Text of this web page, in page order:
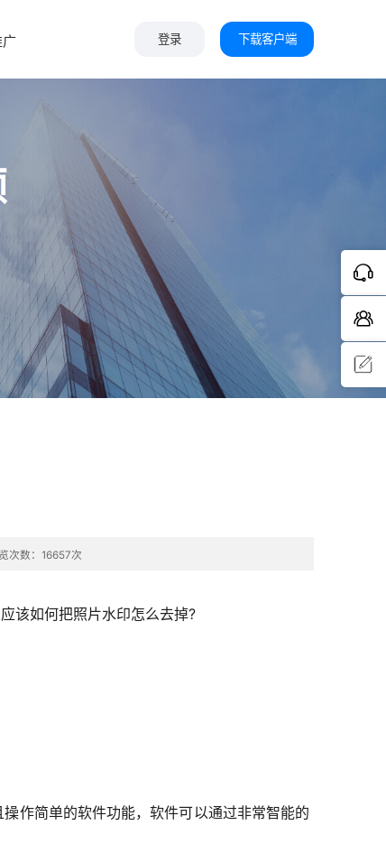
登录 下载客户端
次数：16657次
该如何把照片水印怎么去掉?
作简单的软件功能，软件可以通过非常智能的